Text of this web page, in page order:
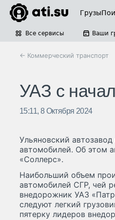
Грузы
Все сервисы Ваши
← Коммерческий транспорт
УАЗ с
15:11, 8 Октября 2024
Ульяновский
автомобилей. Об этом
«Соллерс».
Наибольший объем
автомобилей СГР, чей
внедорожник УАЗ
следуют легкий
пятерку лидеров